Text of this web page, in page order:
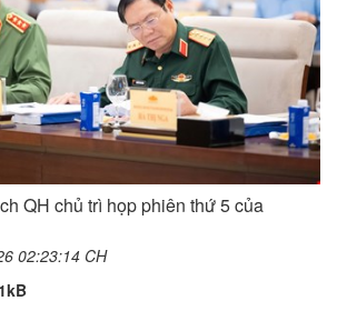
QH chủ trì họp phiên thứ 5 của
02:23:14 CH